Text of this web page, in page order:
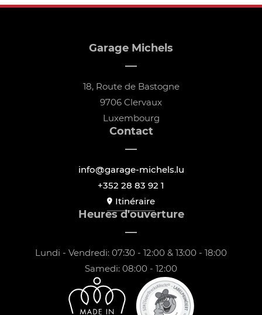
Garage Michels
18, Route de Bastogne
9706 Clervaux
Luxembourg
Contact
info@garage-michels.lu
+352 28 83 92 1
Itinéraire
Heures d'ouverture
Lundi - Vendredi: 07:30 - 12:00 & 13:00 - 18:00
Samedi: 08:00 - 12:00